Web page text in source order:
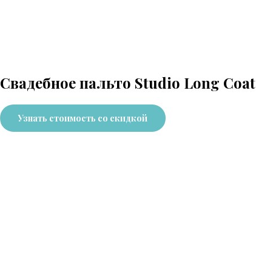
Свадебное пальто Studio Long Coat
Узнать стоимость со скидкой